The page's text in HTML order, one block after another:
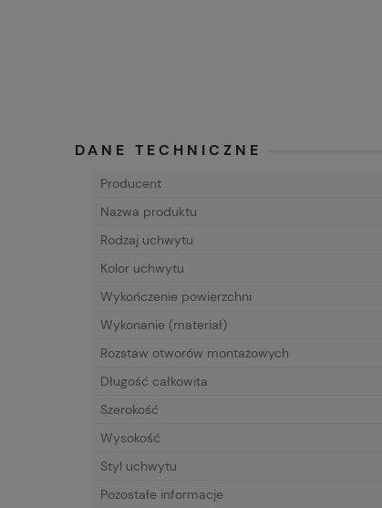
DANE TECHNICZNE
Producent
Nazwa produktu
Rodzaj uchwytu
Kolor uchwytu
Wykończenie powierzchni
Wykonanie (materiał)
Rozstaw otworów montażowych
Długość całkowita
Szerokość
Wysokość
Styl uchwytu
Pozostałe informacje